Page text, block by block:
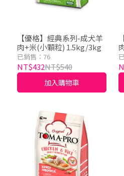
【優格】經典系列-成犬羊
肉+米(小顆粒) 1.5kg/3kg
已銷售：76
NT$432NT$540
加入購物車